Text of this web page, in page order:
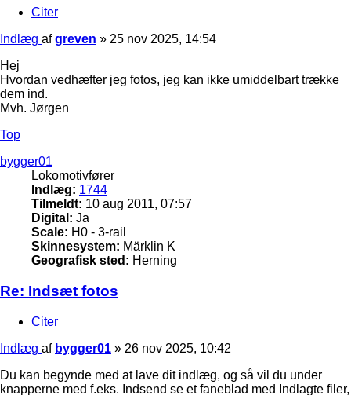
Citer
Indlæg afgreven » 25 nov 2025, 14:54
Hej
Hvordan vedhæfter jeg fotos, jeg kan ikke umiddelbart trække
dem ind.
Mvh. Jørgen
Top
bygger01
Lokomotivfører
Indlæg: 1744
Tilmeldt: 10 aug 2011, 07:57
Digital: Ja
Scale: H0 - 3-rail
Skinnesystem: Märklin K
Geografisk sted: Herning
Re: Indsæt fotos
Citer
Indlæg af bygger01 » 26 nov 2025, 10:42
Du kan begynde med at lave dit indlæg, og så vil du under
knapperne med f.eks. Indsend se et faneblad med Indlagte filer,